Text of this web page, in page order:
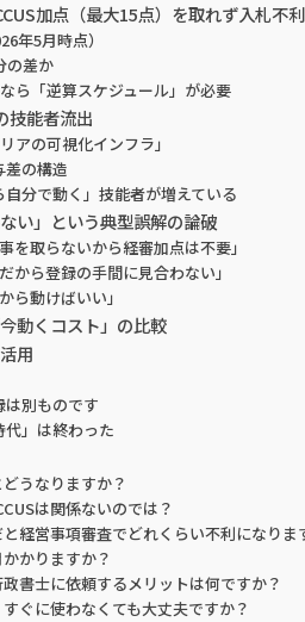
加点（最大15点）を取れず入札不利
年5月時点）
の差か
ら「逆算スケジュール」が必要
技能者流出
アの可視化インフラ」
差の構造
自分で動く」技能者が増えている
い」という典型誤解の論破
を取らないから経審加点は不要」
から登録の手間に見合わない」
ら動けばいい」
動くコスト」の比較
用
別ものです
代」は終わった
うなりますか？
は関係ないのでは？
経営事項審査でどれくらい不利になりま
かりますか？
書士に依頼するメリットは何ですか？
ぐに使わなくても大丈夫ですか？